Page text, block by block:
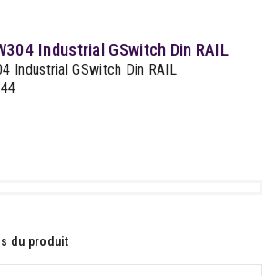
Industrial GSwitch Din RAIL
Industrial GSwitch Din RAIL
du produit